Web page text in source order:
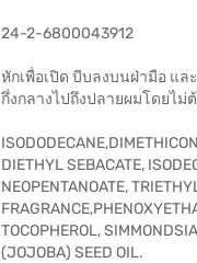
24-2-6800043912
หักเพื่อเปิด บีบลงบนฝ่ามือ แ
กึ่งกลางไปถึงปลายผมโดยไม่
DIETHYL SEBACATE,
NEOPENTANOATE,
TOCOPHEROL,
(JOJOBA) SEED OIL.